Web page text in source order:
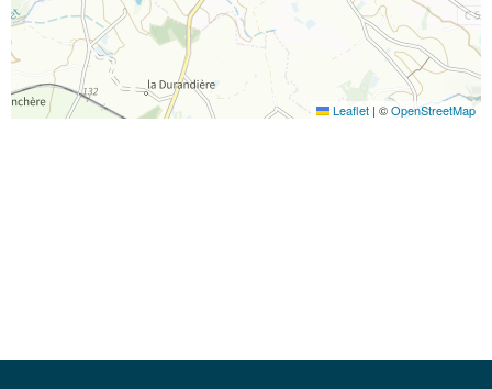
Leaflet | ©OpenStreetMap